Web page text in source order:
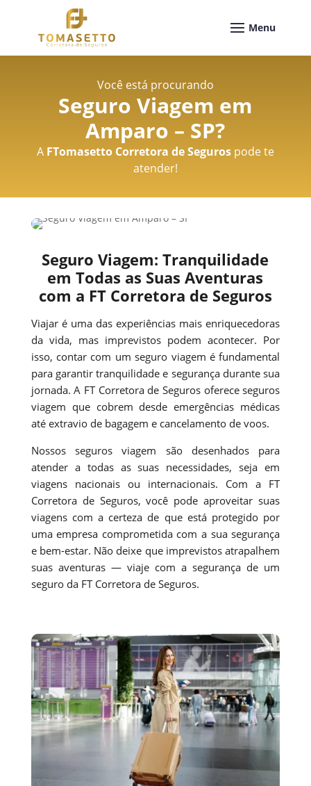
Você está procurando
Seguro Viagem em
Amparo – SP?
A FTomasetto Corretora de Segurospode te
atender!
Seguro Viagem: Tranquilidade
em Todas as Suas Aventuras
com a FT Corretora de Seguros
Viajar é uma das experiências mais enriquecedoras
da vida, mas imprevistos podem acontecer. Por
isso, contar com um seguro viagem é fundamental
para garantir tranquilidade e segurança durante sua
jornada. A FT Corretora de Seguros oferece seguros
viagem que cobrem desde emergências médicas
até extravio de bagagem e cancelamento de voos.
Nossos seguros viagem são desenhados para
atender a todas as suas necessidades, seja em
viagens nacionais ou internacionais. Com a FT
Corretora de Seguros, você pode aproveitar suas
viagens com a certeza de que está protegido por
uma empresa comprometida com a sua segurança
e bem-estar. Não deixe que imprevistos atrapalhem
suas aventuras — viaje com a segurança de um
seguro da FT Corretora de Seguros.